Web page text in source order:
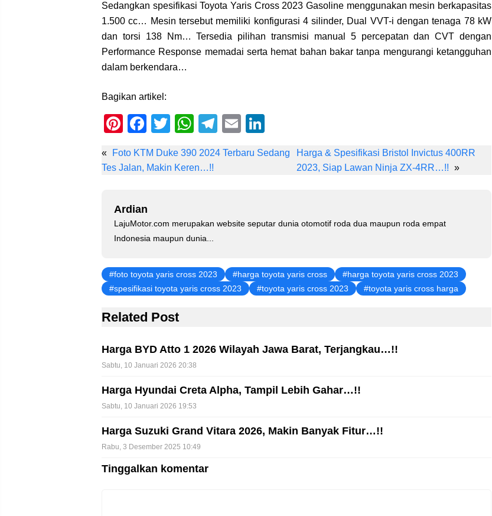
Sedangkan spesifikasi Toyota Yaris Cross 2023 Gasoline menggunakan mesin berkapasitas
1.500 cc… Mesin tersebut memiliki konfigurasi 4 silinder, Dual VVT-i dengan tenaga 78 kW
dan torsi 138 Nm… Tersedia pilihan transmisi manual 5 percepatan dan CVT dengan
Performance Response memadai serta hemat bahan bakar tanpa mengurangi ketangguhan
dalam berkendara…
Bagikan artikel:
Pi
er
F
c
o
o
T
tt
W
at
p
p
T
e
m
E
ail k
n
«
Foto KTM Duke 390 2024 Terbaru Sedang
Tes Jalan, Makin Keren…!!
Harga & Spesifikasi Bristol Invictus 400RR
2023, Siap Lawan Ninja ZX-4RR…!! »
Ardian
LajuMotor.com merupakan website seputar dunia otomotif roda dua maupun roda empat
Indonesia maupun dunia...
foto toyota yaris cross 2023 harga toyota yaris cross
harga toyota yaris cross 2023
spesifikasi toyota yaris cross 2023
toyota yaris cross 2023 toyota yaris cross harga
Related Post
Harga BYD Atto 1 2026 Wilayah Jawa Barat, Terjangkau…!!
Sabtu, 10 Januari 2026 20:38
Harga Hyundai Creta Alpha, Tampil Lebih Gahar…!!
Sabtu, 10 Januari 2026 19:53
Harga Suzuki Grand Vitara 2026, Makin Banyak Fitur…!!
Rabu, 3 Desember 2025 10:49
Tinggalkan komentar